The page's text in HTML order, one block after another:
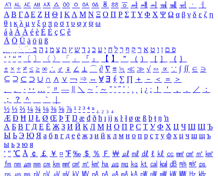
ㅺ ㅻ ㅼ ㅽ ㅾ ㅿ ㆀ ㆁ ㆂ ㆃ ㆄ ㆅ ㆆ ㆇ ㆈ ㆉ ㆊ ㆋ ㆌ ㆍ
ㆎ
Α Β ΓΔ Ε Ζ Η Θ Ι ΚΛ Μ Ν Ξ Ο Π Ρ Σ ΤΥ Φ Χ Ψ Ω α β γ δ ε ζ η
θ ι κ λ μ ν ξ ο π ρ σ τ υ φ χ ψ ω
á à Á À é è É È ç Ç ê
Ä Ö Ü ä ö ü ß
ִֶֹ ֻּ ׁׂ פ ם ן ו ט א ר ק ף ך ל ח י ע כ ג ד ש ץ ת צ מ נ ה ב
‘ ’ “ ” 〔 〕 〈 〉 「 」 『 』 【 】 ＂ （ ） ［ ］ ｛ ｝
± × ÷ ≠ ≤ ≥ ∞ ∴ ♂ ♀ ∠ ⊥ ⌒ ∂ ∇ ≡ ≒ ≪ ≫ √ ∽ ∝ ∵ ∫ ∬ ∈ ∋
⊆ ⊇ ⊂ ⊃ ∪ ∩ ∧ ∨ ￢ ⇒ ⇔ ∀ ∃ ∮ ∑ ∏ ＋ － ＜ ＝
＞
、
。 · ‥ … ¨ 〃 ― ＼ ∼ ´ ～ ˇ ˘ ˝ ˚ ˙ ¸ ¡ ¿ ː ！ ＇ ， ． ／
：
；
？ ＾ ｀
½ ⅓ ⅔ ¼ ¾ ⅛ ⅜ ⅝ ⅞ ¹ ² ³ ⁴ ⁿ ₁ ₂ ₃ ₄
Æ Ð Ħ Ĳ Ł Ø Œ Þ Ŧ Ŋ æ đ ð ħ ı ĳ ĸ ŀ ł ø œ ß þ ŧ ŋ ŉ
А Б В Г Д Е Ё Ж З И Й К Л М Н О П Р С Т У Ф Х Ц Ч Ш Щ Ъ
Ы Ь Э Ю Я а б в г д е ё ж з и й к л м н о п р с т у ф х ц ч ш щ ъ
ы ь э ю я
′ ″ ℃ Å ￠ ￡ ￥ ¤ ℉ ‰ ＄ ％ Ｆ ￦ ㎕ ㎖ ㎗ ℓ ㎘ ㏄ ㎣ ㎤ ㎥ ㎦
㎙ ㎚ ㎛ ㎜ ㎝ ㎞ ㎟ ㎠ ㎡ ㎢ ㏊ ㎍ ㎎ ㎏ ㏏ ㎈ ㎉ ㏈ ㎧ ㎨ ㎰
㎱ ㎲ ㎳ ㎴ ㎵ ㎶ ㎷ ㎸ ㎹ ㎀ ㎁ ㎂ ㎃ ㎄ ㎺ ㎻ ㎽ ㎾ ㎿ ㎐ ㎑